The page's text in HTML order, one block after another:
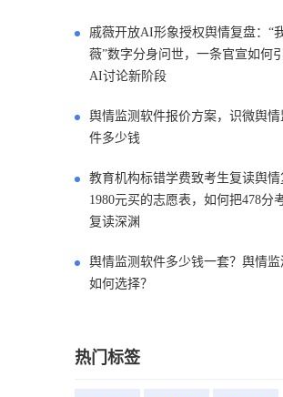
戚薇开放AI形象授权舆情复盘：“
薇”数字分身问世，一条官宣如何
AI讨论新阶段
舆情监测软件报价方案，识微舆
件多少钱
教育机构标错学费致考生复读舆情
1980元买的志愿表，如何把478分
复读深渊
舆情监测软件多少钱一套？舆情
如何选择？
热门标签